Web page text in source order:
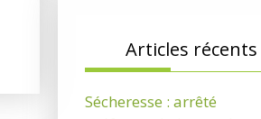
Articles récents
Sécheresse : arrêté